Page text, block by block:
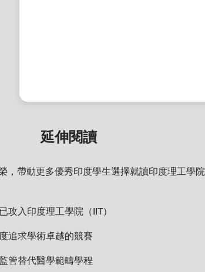
延伸閱讀
，帶動更多優秀印度學生選擇就讀印度理工學院
攻入印度理工學院（IIT）
追求學術卓越的競賽
管替代醫學範疇學程